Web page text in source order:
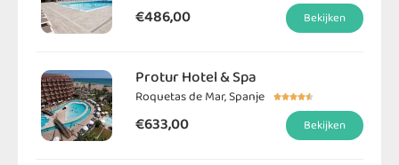
€486,00 Bekijken
Protur Hotel & Spa
Roquetas de Mar, Spanje 
€633,00 Bekijken